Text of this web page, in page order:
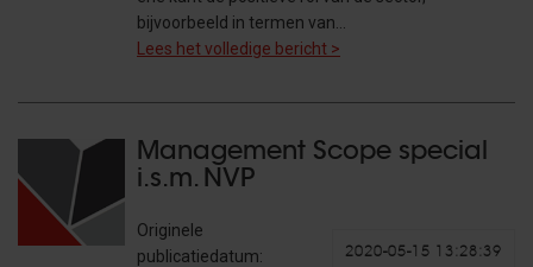
bijvoorbeeld in termen van…
Lees het volledige bericht >
Management Scope special
i.s.m. NVP
2020-05-15 13:28:39
Originele
publicatiedatum: